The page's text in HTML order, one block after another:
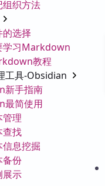
组织方法
的选择
学习Markdown
教程
工具-Obsidian
新手指南
最简使用
管理
查找
信息挖掘
备份
展示